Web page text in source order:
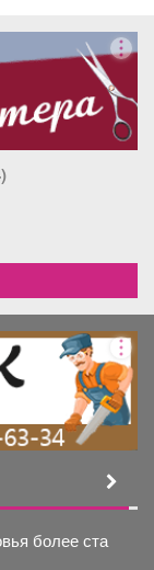
более ста